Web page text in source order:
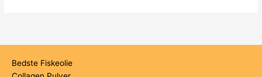
Bedste Fiskeolie